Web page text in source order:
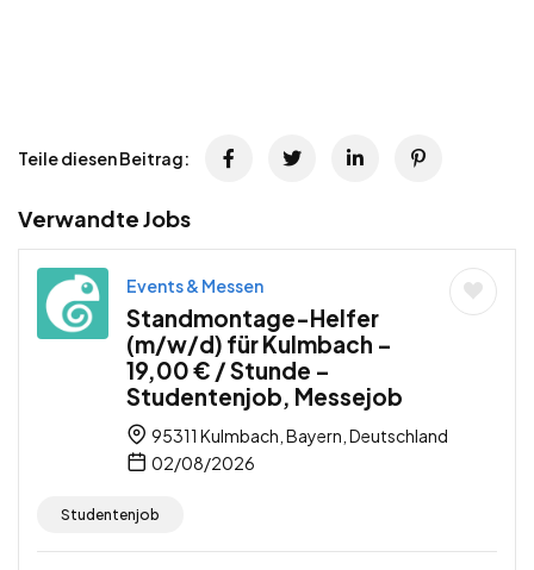
Teile diesen Beitrag:
Verwandte Jobs
Events & Messen
Standmontage-Helfer
(m/w/d) für Kulmbach –
19,00 € / Stunde –
Studentenjob, Messejob
95311 Kulmbach, Bayern, Deutschland
02/08/2026
Studentenjob